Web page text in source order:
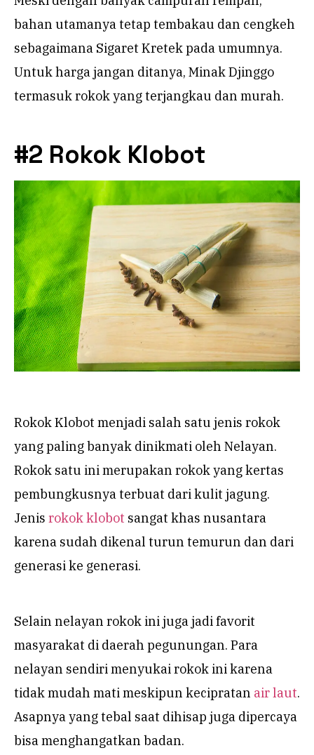
bahan utamanya tetap tembakau dan cengkeh
sebagaimana Sigaret Kretek pada umumnya.
Untuk harga jangan ditanya, Minak Djinggo
termasuk rokok yang terjangkau dan murah.
#2 Rokok Klobot
Rokok Klobot menjadi salah satu jenis rokok
yang paling banyak dinikmati oleh Nelayan.
Rokok satu ini merupakan rokok yang kertas
pembungkusnya terbuat dari kulit jagung.
Jenis rokok klobot sangat khas nusantara
karena sudah dikenal turun temurun dan dari
generasi ke generasi.
Selain nelayan rokok ini juga jadi favorit
masyarakat di daerah pegunungan. Para
nelayan sendiri menyukai rokok ini karena
tidak mudah mati meskipun kecipratan air laut.
Asapnya yang tebal saat dihisap juga dipercaya
bisa menghangatkan badan.